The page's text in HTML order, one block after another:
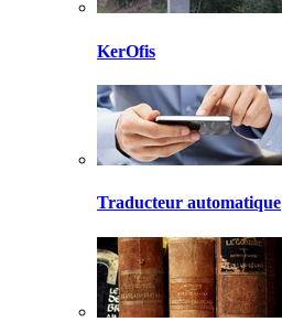
KerOfis
Traducteur automatique